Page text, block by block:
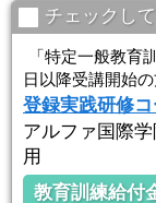
チェックし
「特定一般教
日以降受講開始の
登録実践研修コ
アルファ国際
用
教育訓練給付